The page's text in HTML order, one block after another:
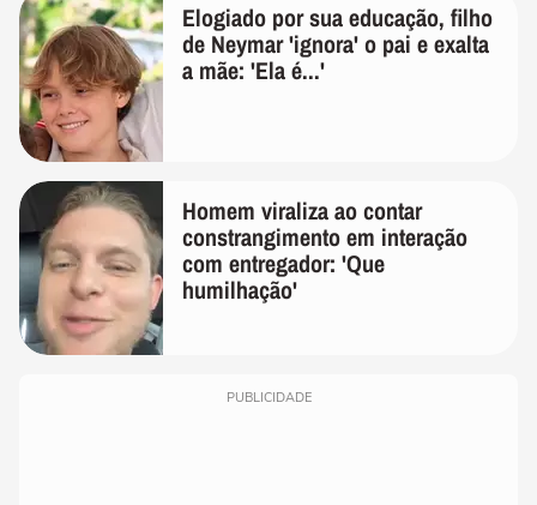
Elogiado por sua educação, filho
de Neymar 'ignora' o pai e exalta
a mãe: 'Ela é...'
Homem viraliza ao contar
constrangimento em interação
com entregador: 'Que
humilhação'
PUBLICIDADE